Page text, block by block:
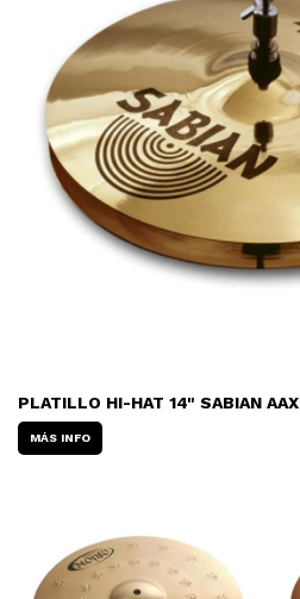
PLATILLO HI-HAT 14" SABIAN AAX
MÁS INFO